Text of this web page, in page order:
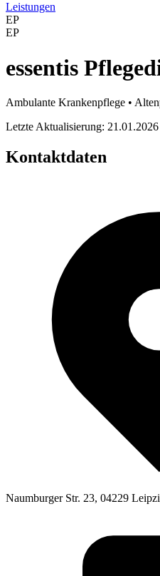
Leistungen
EP
EP
essentis
Ambulante Krankenpflege •
Letzte Aktualisierung: 21.01.2026
Kontaktdaten
Naumburger Str. 23, 04229